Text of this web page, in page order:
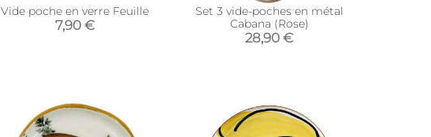
Vide poche en verre Feuille
7,90 €
Set 3 vide-poches en métal
Cabana (Rose)
28,90 €